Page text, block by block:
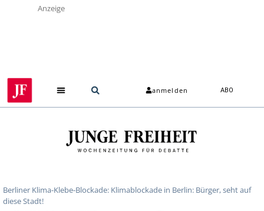
Anzeige
anmelden ABO
Berliner Klima-Klebe-Blockade: Klimablockade in Berlin: Bürger, seht auf
diese Stadt!